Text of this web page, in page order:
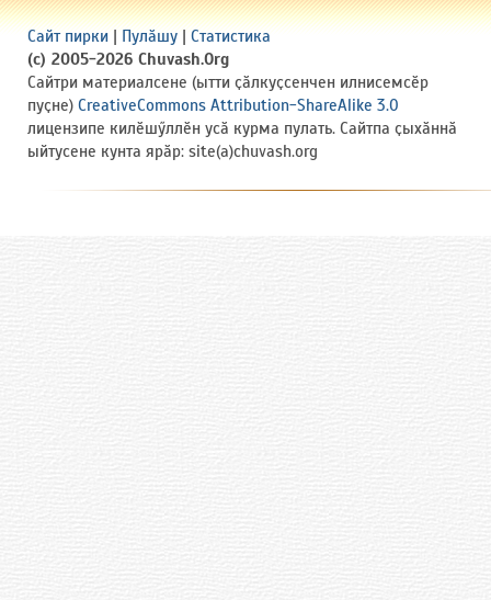
Сайт пирки | Пулӑшу | Статистика
(c) 2005-2026 Chuvash.Org
Сайтри материалсене (ытти ҫӑлкуҫсенчен илнисемсӗр
пуҫне) CreativeCommons Attribution-ShareAlike 3.0
лицензипе килӗшӳллӗн усӑ курма пулать. Сайтпа ҫыхӑннӑ
ыйтусене кунта ярӑр: site(a)chuvash.org